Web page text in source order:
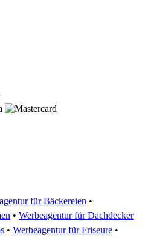
für Bäckereien •
• Werbeagentur für Dachdecker
• Werbeagentur für Friseure •